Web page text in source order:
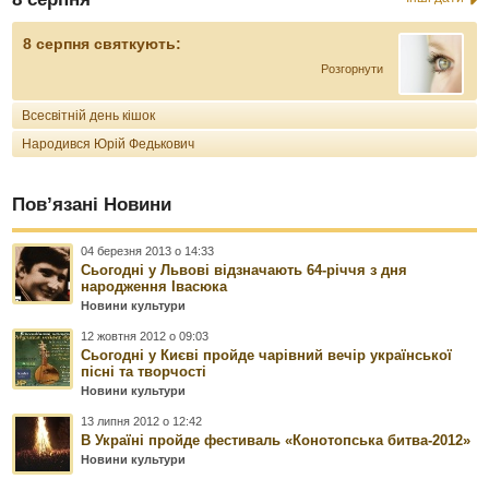
8 серпня святкують:
Розгорнути
Всесвітній день кішок
Народився Юрій Федькович
Пов’язані Новини
04 березня 2013 о 14:33
Сьогодні у Львові відзначають 64-річчя з дня
народження Івасюка
Новини культури
12 жовтня 2012 о 09:03
Сьогодні у Києві пройде чарівний вечір української
пісні та творчості
Новини культури
13 липня 2012 о 12:42
В Україні пройде фестиваль «Конотопська битва-2012»
Новини культури